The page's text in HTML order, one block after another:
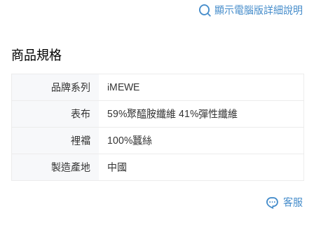
顯示電腦版詳細說明
商品規格
品牌系列 iMEWE
表布 59%聚醯胺纖維 41%彈性纖維
裡襠 100%蠶絲
製造產地 中國
客服